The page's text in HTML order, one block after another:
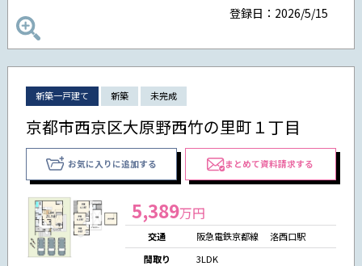
登録日：2026/5/15
新築一戸建て 新築 未完成
京都市西京区大原野西竹の里町１丁目
お気に入りに追加する まとめて資料請求する
5,389万円
交通
阪急電鉄京都線 洛西口駅
間取り
3LDK